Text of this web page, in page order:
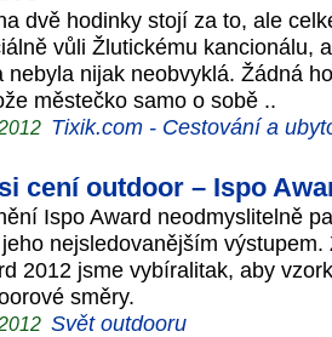
dvě hodinky stojí za to, ale
vůli Žlutickému kancionálu,
nebyla nijak neobvyklá. Žádná
městečko samo o sobě ..
Tixik.com - Cestování a
cení outdoor – Ispo
Ispo Award neodmyslitelně
nejsledovanějším
2012 jsme vybíralitak, aby
směry.
Svět outdooru